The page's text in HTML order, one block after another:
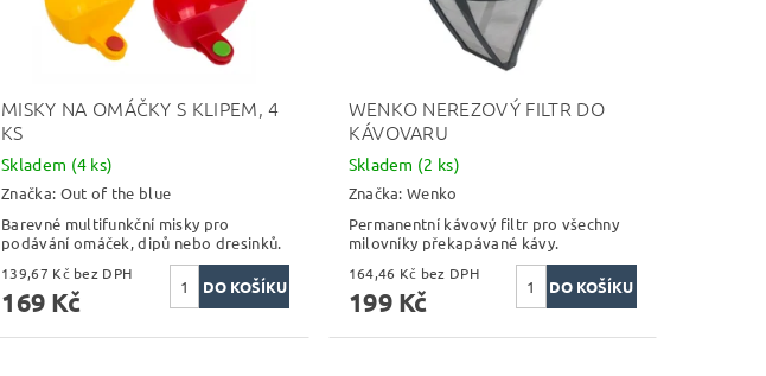
MISKY NA OMÁČKY S KLIPEM, 4
KS
Skladem (4 ks)
Značka: Out of the blue
Barevné multifunkční misky pro
podávání omáček, dipů nebo dresinků.
139,67 Kč bez DPH
169 Kč
WENKO NEREZOVÝ FILTR DO
KÁVOVARU
Skladem (2 ks)
Značka:Wenko
Permanentní kávový filtr pro všechny
milovníky překapávané kávy.
164,46 Kč bez DPH
199 Kč